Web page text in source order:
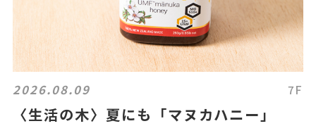
2026.08.09 7F
〈生活の木〉夏にも「マヌカハニー」